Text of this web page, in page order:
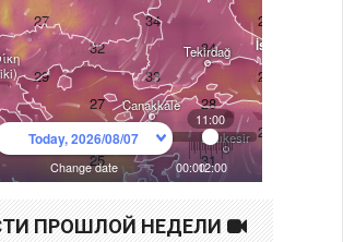
ПРОШЛОЙ НЕДЕЛИ